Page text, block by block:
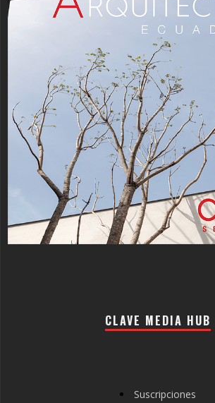
CLAVE MEDIA HUB
Suscripciones